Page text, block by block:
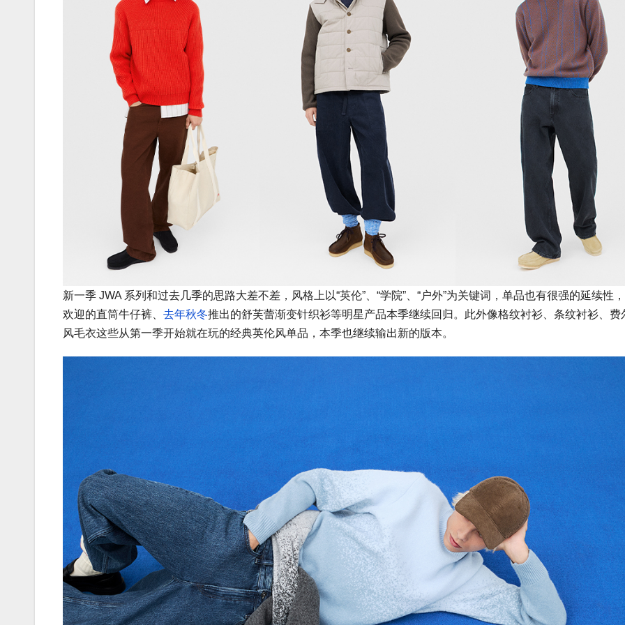
新一季 JWA 系列和过去几季的思路大差不差，风格上以“英伦”、“学院”、“户外”为关键词，单品也有很强的延续性
欢迎的直筒牛仔裤、 去年秋冬推出的舒芙蕾渐变针织衫等明星产品本季继续回归。此外像格纹衬衫、条纹衬衫、费
风毛衣这些从第一季开始就在玩的经典英伦风单品，本季也继续输出新的版本。